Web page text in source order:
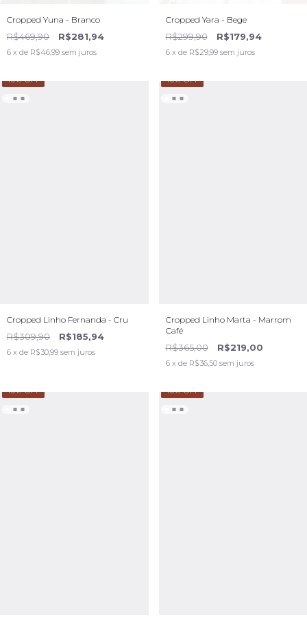
Cropped Yuna - Branco
R$469,90 R$281,94
6 x de R$46,99 sem juros
Cropped Yara - Bege
R$299,90 R$179,94
6 x de R$29,99 sem juros
40% OFF
Cropped Linho Fernanda - Cru
R$309,90 R$185,94
6 x de R$30,99 sem juros
40% OFF
Cropped Linho Marta - Marrom
Café
R$365,00 R$219,00
6 x de R$36,50 sem juros
40% OFF 40% OFF